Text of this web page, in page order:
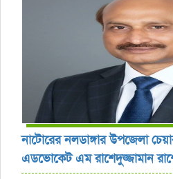
নাটোরের নলডাঙ্গার উপজেলা
এডভোকেট এম রাশেদুজ্জামান